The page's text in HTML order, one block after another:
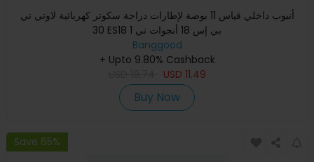
أنبوب داخلي قياس 11 بوصة لإطارات دراجة سكوتر كهربائية لاوتي تي
30 ES18 بي إس 18 أنجوات تي 1
Banggood
+ Upto 9.80% Cashback
USD 11.49
Buy Now
Save 65%